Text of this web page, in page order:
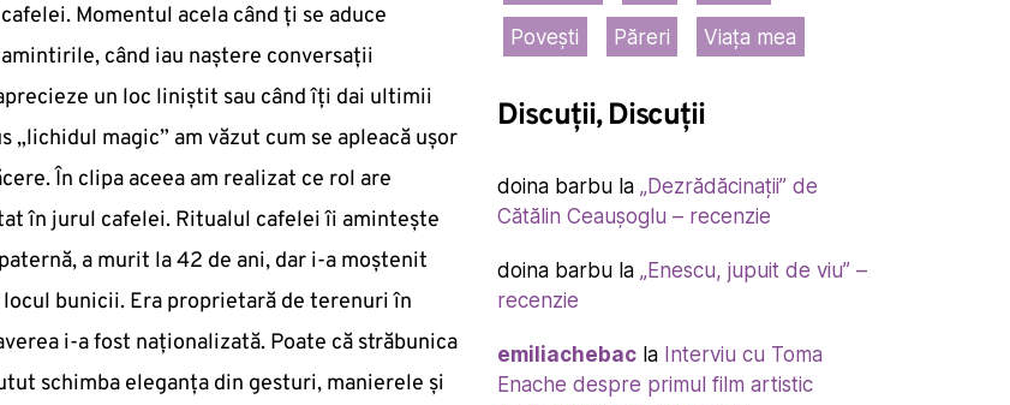
Momentul acela când ți se aduce
când iau naștere conversații
un loc liniștit sau când îți dai ultimii
„lichidul magic” am văzut cum se apleacă ușor
În clipa aceea am realizat ce rol are
în jurul cafelei. Ritualul cafelei îi amintește
a murit la 42 de ani, dar i-a moștenit
bunicii. Era proprietară de terenuri în
i-a fost naționalizată. Poate că străbunica
schimba eleganța din gesturi, manierele și
Povești Păreri Viața mea
Discuții, Discuții
doina barbu la „Dezrădăcinații” de
Cătălin Ceaușoglu – recenzie
doina barbu la „Enescu, jupuit de viu” –
recenzie
emiliachebac la Interviu cu Toma
Enache despre primul film artistic